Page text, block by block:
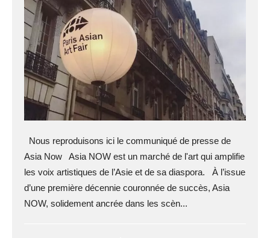
Nous reproduisons ici le communiqué de presse de
Asia Now Asia NOW est un marché de l'art qui amplifie
les voix artistiques de l’Asie et de sa diaspora. À l’issue
d’une première décennie couronnée de succès, Asia
NOW, solidement ancrée dans les scèn...